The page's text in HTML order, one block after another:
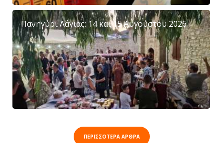
Πανηγύρι Λάγιας: 14 και 15 Αυγούστου 2026
ΠΕΡΙΣΣΟΤΕΡΑ ΑΡΘΡΑ